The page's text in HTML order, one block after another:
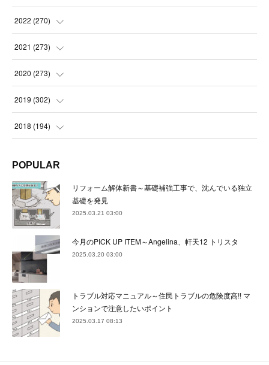
(21
(22
(23
(22
(24)
22)
(22)
(22)
(25
(22
(23
(23
(21
(23 )
(24
(21
(24)
(21
( 23)
2022 (270)
(23
(23
(22
(23
(22 )
(23
(23
(22)
(24
( 21)
(20)
2021 (273)
(24
(23
(22
(23)
(23
(22)
(23
( 24)
(21)
2020 (273)
(24
(22
(22)
(24
(24)
(23
( 21)
(22)
2019 (302)
(23
(22)
(21)
(27)
(22
33)
(28)
2018 (194)
(17)
(32)
(36)
(30
34)
(8 )
POPULAR
リフォーム解体新書～基礎補強工事で、沈んでいる独立
基礎を発見
2025.03.21 03:00
今月のPICK UP ITEM～Angelina、軒天12 トリスタ
2025.03.20 03:00
トラブル対応マニュアル～住民トラブルの危険度高!! マ
ンションで注意したいポイント
2025.03.17 08:13